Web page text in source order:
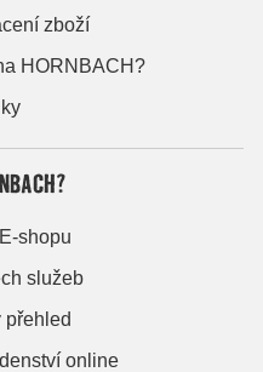
zboží
HORNBACH?
shopu
služeb
přehled
online